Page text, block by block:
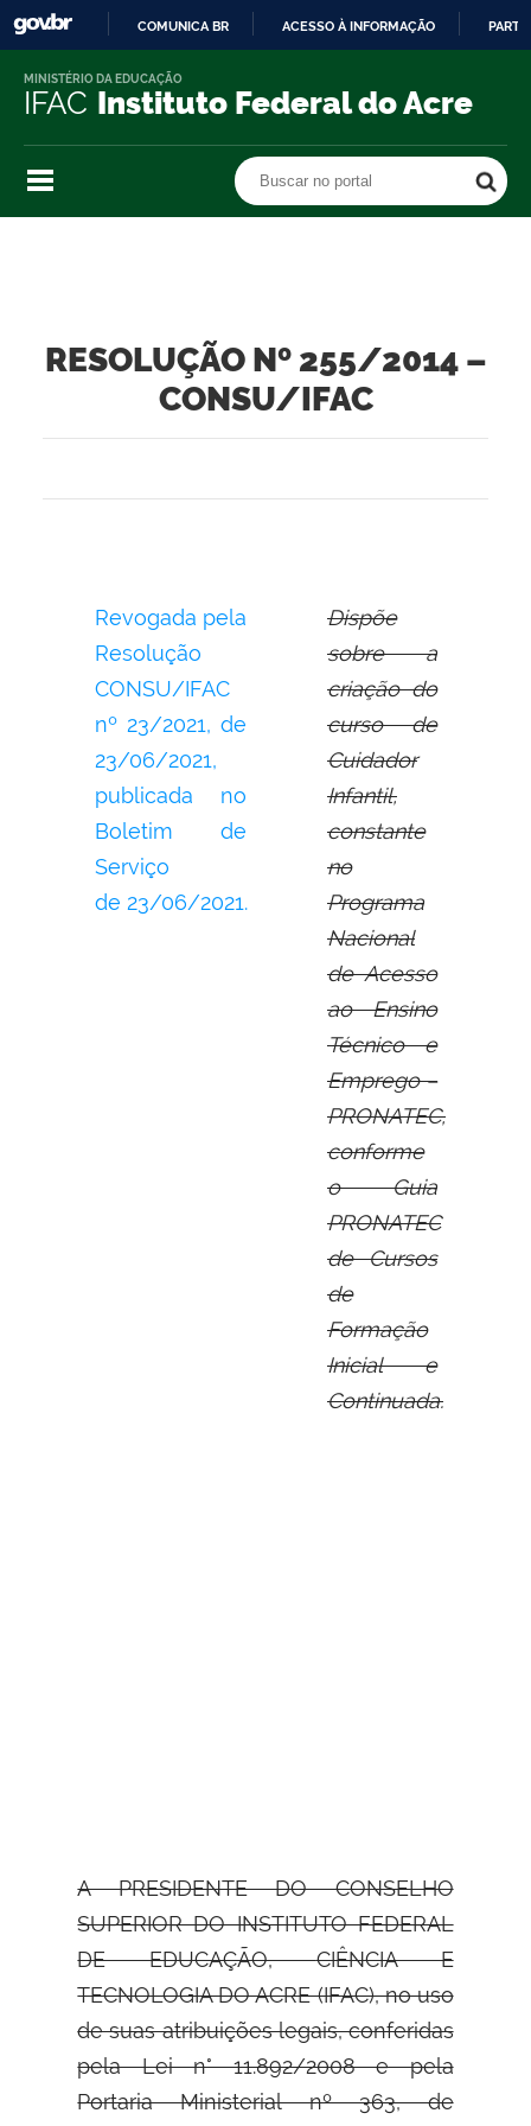
O
COMUNICA BR ACESSO À INFORMAÇÃO
IFAC Instituto Federal do Acre
MINISTÉRIO DA EDUCAÇÃO
Buscar no portal
RESOLUÇÃO Nº 255/2014 –
CONSU/IFAC
Revogada pela
Resolução
CONSU/IFAC
nº 23/2021, de
23/06/2021,
publicada no
Boletim de
Serviço
de 23/06/2021.
Dispõe
sobre a
criação do
curso de
Cuidador
Infantil,
constante
no
Programa
Nacional
de Acesso
ao Ensino
Técnico e
Emprego–
PRONATEC,
conforme
o Guia
PRONATEC
de Cursos
de
Formação
Inicial e
Continuada.
A PRESIDENTE DO CONSELHO
SUPERIOR DO INSTITUTO FEDERAL
DE EDUCAÇÃO,CIÊNCIA E
TECNOLOGIA DO ACRE (IFAC), no uso
de suas atribuições legais, conferidas
pela Lei n° 11.892/2008 e pela
Portaria Ministerial nº 363, de